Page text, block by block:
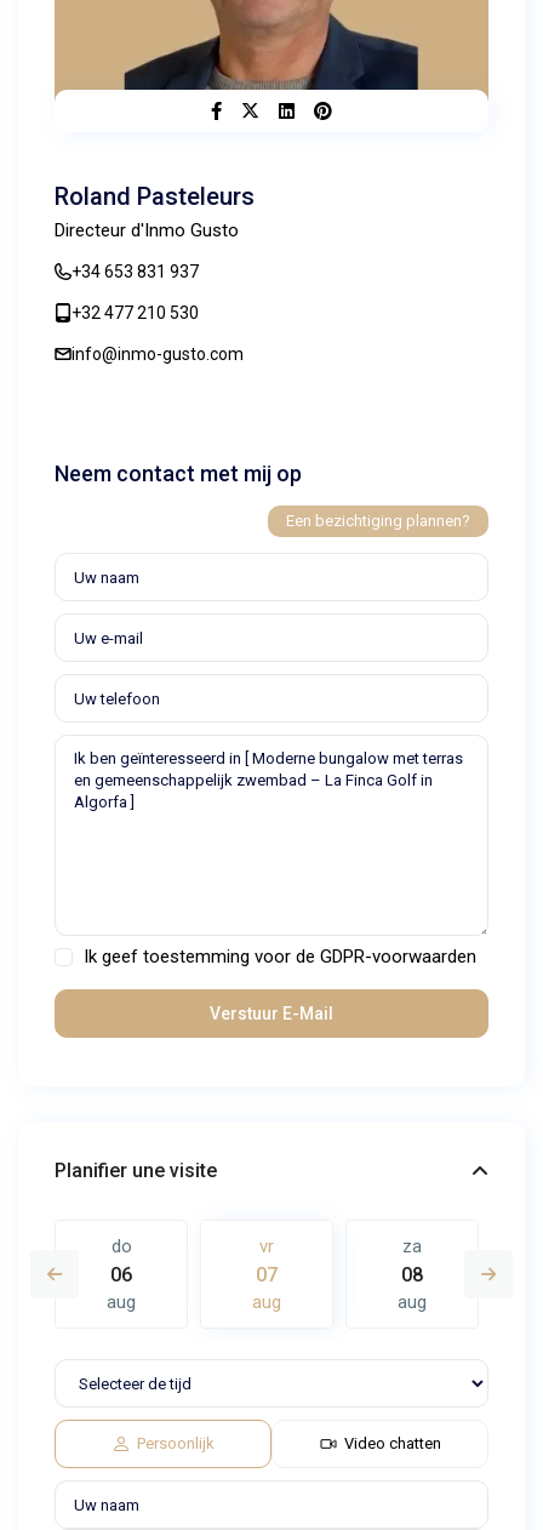
Roland Pasteleurs
Directeur d'Inmo Gusto
+34 653 831 937
+32 477 210 530
info@inmo-gusto.com
Neem contact met mij op
Een bezichtiging plannen?
Ik geef toestemming voor deGDPR-voorwaarden
Planifier une visite
do
06
aug
vr
07
aug
za
08
aug
Persoonlijk Video chatten